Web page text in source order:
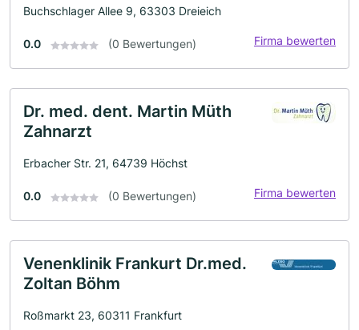
Buchschlager Allee 9, 63303 Dreieich
0.0 (0 Bewertungen) Firma bewerten
Dr. med. dent. Martin Müth
Zahnarzt
Erbacher Str. 21, 64739 Höchst
0.0 (0 Bewertungen) Firma bewerten
Venenklinik Frankurt Dr.med.
Zoltan Böhm
Roßmarkt 23, 60311 Frankfurt